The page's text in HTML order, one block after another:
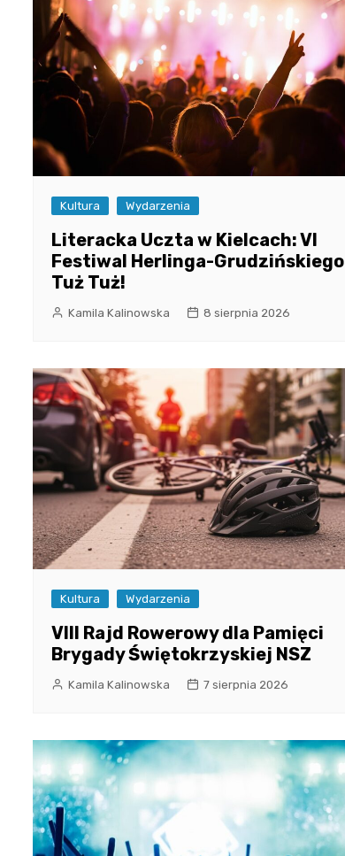
Kultura Wydarzenia
Literacka Uczta w Kielcach: VI
Festiwal Herlinga-Grudzińskiego
Tuż Tuż!
Kamila Kalinowska 8 sierpnia 2026
Kultura Wydarzenia
VIII Rajd Rowerowy dla Pamięci
Brygady Świętokrzyskiej NSZ
Kamila Kalinowska 7 sierpnia 2026